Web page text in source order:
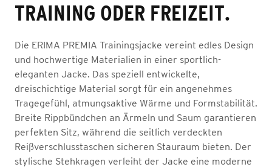
TRAINING ODER FREIZEIT.
Die ERIMA PREMIA Trainingsjacke vereint edles Design
und hochwertige Materialien in einer sportlich-
eleganten Jacke. Das speziell entwickelte,
dreischichtige Material sorgt für ein angenehmes
Tragegefühl, atmungsaktive Wärme und Formstabilität.
Breite Rippbündchen an Ärmeln und Saum garantieren
perfekten Sitz, während die seitlich verdeckten
Reißverschlusstaschen sicheren Stauraum bieten. Der
stylische Stehkragen verleiht der Jacke eine moderne